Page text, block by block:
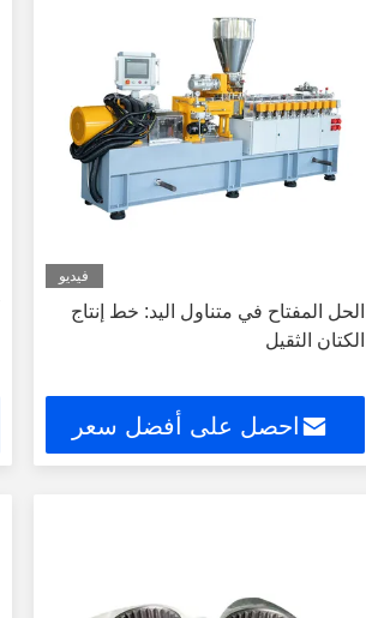
فيديو
الحل المفتاح في متناول اليد: خط إنتاج
الكتان الثقيل
احصل على أفضل سعر